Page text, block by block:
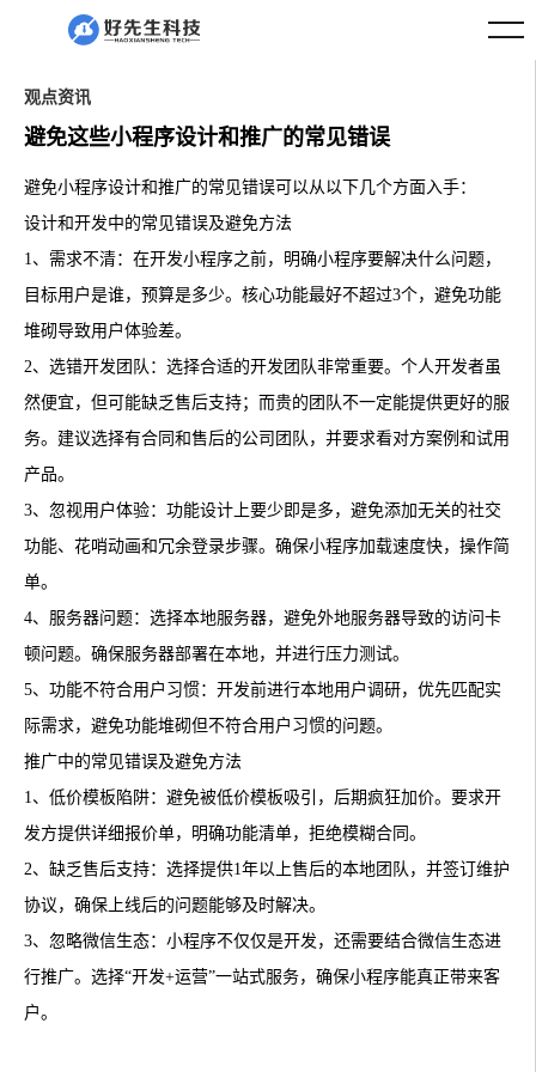
观点资讯
避免这些小程序设计和推广的常见错误
避免小程序设计和推广的常见错误可以从以下几个方面入手：
设计和开发中的常见错误及避免方法
1、需求不清：在开发小程序之前，明确小程序要解决什么问题，
目标用户是谁，预算是多少。核心功能最好不超过3个，避免功能
堆砌导致用户体验差。
2、选错开发团队：选择合适的开发团队非常重要。个人开发者虽
然便宜，但可能缺乏售后支持；而贵的团队不一定能提供更好的服
务。建议选择有合同和售后的公司团队，并要求看对方案例和试用
产品。
3、忽视用户体验：功能设计上要少即是多，避免添加无关的社交
功能、花哨动画和冗余登录步骤。确保小程序加载速度快，操作简
单。
4、服务器问题：选择本地服务器，避免外地服务器导致的访问卡
顿问题。确保服务器部署在本地，并进行压力测试。
5、功能不符合用户习惯：开发前进行本地用户调研，优先匹配实
际需求，避免功能堆砌但不符合用户习惯的问题。
推广中的常见错误及避免方法
1、低价模板陷阱：避免被低价模板吸引，后期疯狂加价。要求开
发方提供详细报价单，明确功能清单，拒绝模糊合同。
2、缺乏售后支持：选择提供1年以上售后的本地团队，并签订维护
协议，确保上线后的问题能够及时解决。
3、忽略微信生态：小程序不仅仅是开发，还需要结合微信生态进
行推广。选择“开发+运营”一站式服务，确保小程序能真正带来客
户。